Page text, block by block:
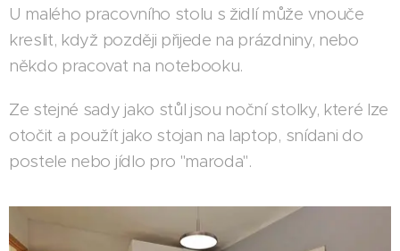
U malého pracovního stolu s židlí může vnouče
kreslit, když později přijede na prázdniny, nebo
někdo pracovat na notebooku.
Ze stejné sady jako stůl jsou noční stolky, které lze
otočit a použít jako stojan na laptop, snídani do
postele nebo jídlo pro "maroda".